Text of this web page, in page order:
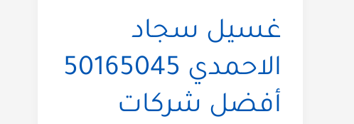
غسيل سجاد
الاحمدي 50165045
أفضل شركات